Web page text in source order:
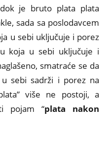
dok je bruto plata plata
sada sa poslodavcem
u sebi uključuje i porez
koja u sebi uključuje i
smatraće se da
u sebi sadrži i porez na
više ne postoji, a
pojam “plata nakon